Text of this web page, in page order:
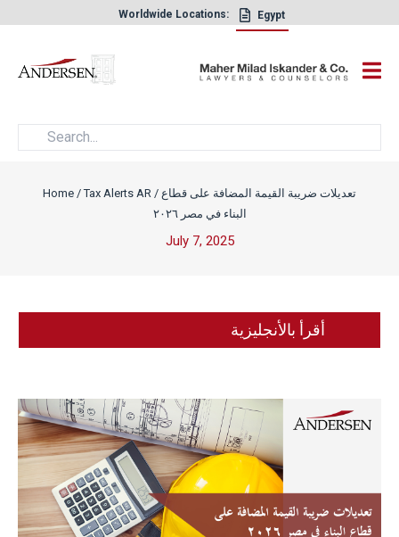
Worldwide Locations: Egypt
×
Home /Tax Alerts AR / تعديلات ضريبة القيمة المضافة على قطاع
البناء في مصر ٢٠٢٦
July 7, 2025
أقرأ بالأنجليزية